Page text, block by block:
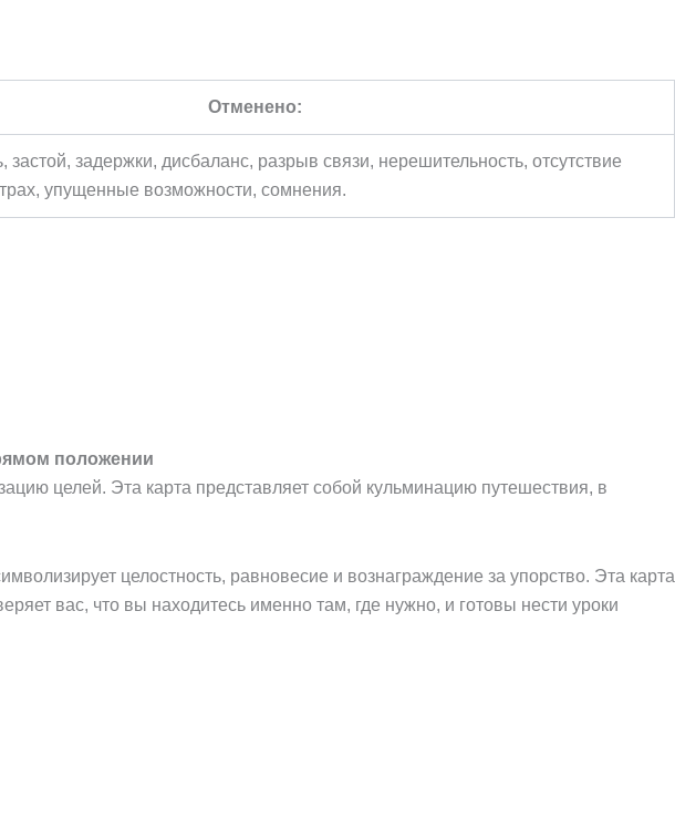
Отменено:
застой, задержки, дисбаланс, разрыв связи, нерешительность, отсутствие
упущенные возможности, сомнения.
положении
целей. Эта карта представляет собой кульминацию путешествия, в
целостность, равновесие и вознаграждение за упорство. Эта карта
вас, что вы находитесь именно там, где нужно, и готовы нести уроки